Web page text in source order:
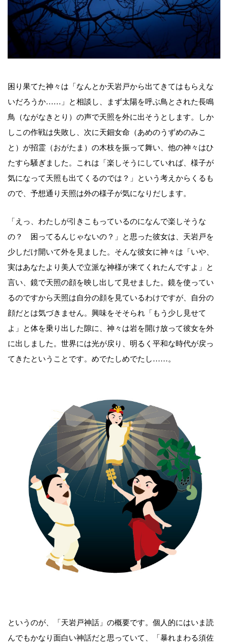
困り果てた神々は「なんとか天岩戸から出てきてはもらえな
いだろうか……」と相談し、まず太陽を呼ぶ鳥とされた長鳴
鳥（ながなきとり）の声で天照を外に出そうとします。しか
しこの作戦は失敗し、次に天鈿女命（あめのうずめのみこ
と）が招霊（おがたま）の木枝を振って舞い、他の神々はひ
たすら騒ぎました。これは「楽しそうにしていれば、様子が
気になって天照も出てくるのでは？」という考えからくるも
ので、予想通り天照は外の様子が気になりだします。
「えっ、わたしが引きこもっているのになんで楽しそうな
の？ 困ってるんじゃないの？」と思った彼女は、天岩戸を
少しだけ開いて外を見ました。そんな彼女に神々は「いや、
実はあなたより美人で立派な神様が来てくれたんですよ」と
言い、鏡で天照の顔を映し出して見せました。鏡を使ってい
るのですから天照は自分の顔を見ているわけですが、自分の
顔だとは気づきません。興味をそそられ「もう少し見せて
よ」と体を乗り出した隙に、神々は岩を開け放って彼女を外
に出しました。世界には光が戻り、明るく平和な時代が戻っ
てきたということです。めでたしめでたし……。
というのが、「天岩戸神話」の概要です。個人的にはいま読
んでもかなり面白い神話だと思っていて、「暴れまわる須佐